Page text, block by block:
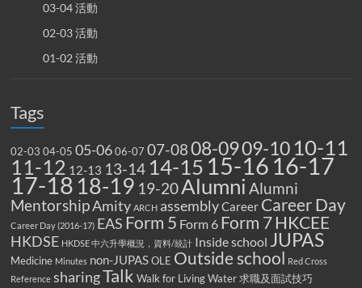
03-04 活動
02-03 活動
01-02 活動
Tags
02-03 04-05 05-06 06-07 07-0808-0909-10 10-11
11-12 12-13 13-14 14-15 15-16 16-17
17-18 18-19 19-20Alumni Alumni
MentorshipAmity ARCH assemblyCareer Career Day
Career Day (2016-17) EAS Form 5 Form 6 Form 7HKCEE
HKDSE HKDSE 中六升學概況，資料/統計 Inside school JUPAS
Medicine Minutes non-JUPAS OLE Outside school
Red Cross
Reference sharingTalk Walk for Living Water 求職及面試技巧